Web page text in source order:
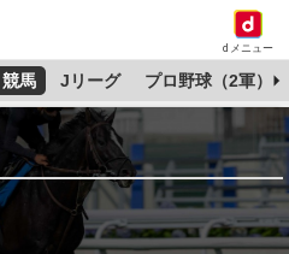
dメニュー
競馬 Jリーグ プロ野球（2軍）